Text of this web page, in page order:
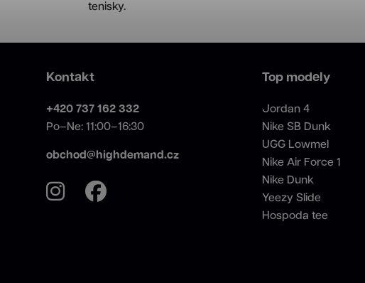
tenisky.
Kontakt
+420 737 162 332
Po–Ne: 11:00–16:30
obchod@highdemand.cz
Top modely
Jordan 4
Nike SB Dunk
UGG Lowmel
Nike Air Force 1
Nike Dunk
Yeezy Slide
Hospoda tee